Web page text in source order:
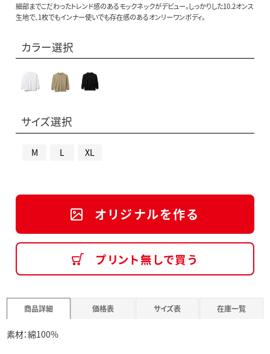
細部までこだわったトレンド感のあるモックネックがデビュー。しっかりした10.2オンス
生地で、1枚でもインナー使いでも存在感のあるオンリーワンボディ。
カラー選択
サイズ選択
M L XL
オリジナルを作る
プリント無しで買う
商品詳細 価格表 サイズ表 在庫一覧
素材：綿100%